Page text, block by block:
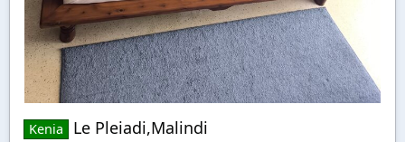
Kenia Le Pleiadi,Malindi